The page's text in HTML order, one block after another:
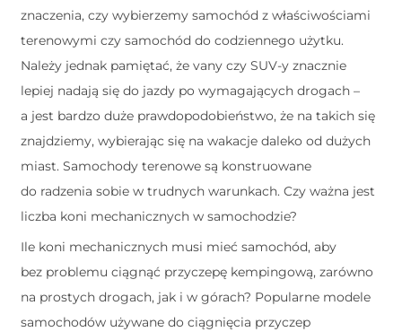
znaczenia, czy wybierzemy samochód z właściwościami
terenowymi czy samochód do codziennego użytku.
Należy jednak pamiętać, że vany czy SUV-y znacznie
lepiej nadają się do jazdy po wymagających drogach –
a jest bardzo duże prawdopodobieństwo, że na takich się
znajdziemy, wybierając się na wakacje daleko od dużych
miast. Samochody terenowe są konstruowane
do radzenia sobie w trudnych warunkach. Czy ważna jest
liczba koni mechanicznych w samochodzie?
Ile koni mechanicznych musi mieć samochód, aby
bez problemu ciągnąć przyczepę kempingową, zarówno
na prostych drogach, jak i w górach? Popularne modele
samochodów używane do ciągnięcia przyczep